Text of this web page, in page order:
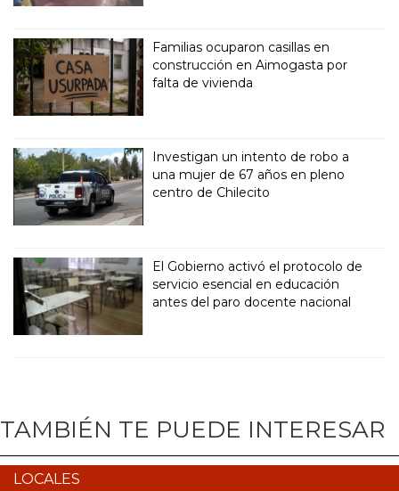
Familias ocuparon casillas en
construcción en Aimogasta por
falta de vivienda
Investigan un intento de robo a
una mujer de 67 años en pleno
centro de Chilecito
El Gobierno activó el protocolo de
servicio esencial en educación
antes del paro docente nacional
TAMBIÉN TE PUEDE INTERESAR
LOCALES